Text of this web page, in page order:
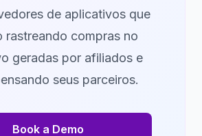
de aplicativos que
rastreando compras no
geradas por afiliados e
seus parceiros.
Book a Demo